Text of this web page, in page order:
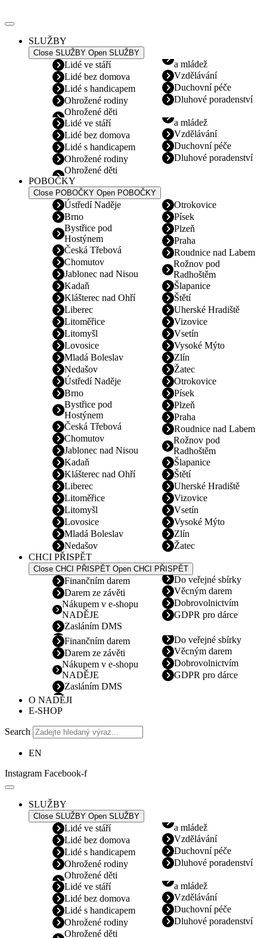
k
SLUŽBY
Close SLUŽBY Open SLUŽBY
Lidé ve stáří
Lidé bez domova
Lidé s handicapem
Ohrožené rodiny
Ohrožené děti
a mládež
Vzdělávání
Duchovní péče
Dluhové poradenství
Lidé ve stáří
Lidé bez domova
Lidé s handicapem
Ohrožené rodiny
Ohrožené děti
a mládež
Vzdělávání
Duchovní péče
Dluhové poradenství
POBOČKY
Close POBOČKY Open POBOČKY
Ústředí Naděje
Brno
Bystřice pod
Hostýnem
Česká Třebová
Chomutov
Jablonec nad Nisou
Kadaň
Klášterec nad Ohří
Liberec
Litoměřice
Litomyšl
Lovosice
Mladá Boleslav
Nedašov
Otrokovice
Písek
Plzeň
Praha
Roudnice nad Labem
Rožnov pod
Radhoštěm
Šlapanice
Štětí
Uherské Hradiště
Vizovice
Vsetín
Vysoké Mýto
Zlín
Žatec
Ústředí Naděje
Brno
Bystřice pod
Hostýnem
Česká Třebová
Chomutov
Jablonec nad Nisou
Kadaň
Klášterec nad Ohří
Liberec
Litoměřice
Litomyšl
Lovosice
Mladá Boleslav
Nedašov
Otrokovice
Písek
Plzeň
Praha
Roudnice nad Labem
Rožnov pod
Radhoštěm
Šlapanice
Štětí
Uherské Hradiště
Vizovice
Vsetín
Vysoké Mýto
Zlín
Žatec
CHCI PŘISPĚT
Close CHCI PŘISPĚT Open CHCI PŘISPĚT
Finančním darem
Darem ze závěti
Nákupem v e-shopu
NADĚJE
Zasláním DMS
Do veřejné sbírky
Věcným darem
Dobrovolnictvím
GDPR pro dárce
Finančním darem
Darem ze závěti
Nákupem v e-shopu
NADĚJE
Zasláním DMS
Do veřejné sbírky
Věcným darem
Dobrovolnictvím
GDPR pro dárce
O NADĚJI
E-SHOP
Search
EN
Instagram Facebook-f
SLUŽBY
Close SLUŽBY Open SLUŽBY
Lidé ve stáří
Lidé bez domova
Lidé s handicapem
Ohrožené rodiny
Ohrožené děti
a mládež
Vzdělávání
Duchovní péče
Dluhové poradenství
Lidé ve stáří
Lidé bez domova
Lidé s handicapem
Ohrožené rodiny
Ohrožené děti
a mládež
Vzdělávání
Duchovní péče
Dluhové poradenství